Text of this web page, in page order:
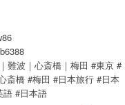
難波｜心斎橋｜梅田 #東京 #
斎橋 #梅田 #日本旅行 #日本
語 #日本語